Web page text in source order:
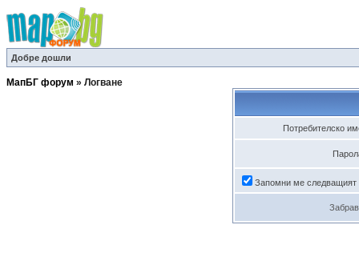
Добре дошли
МапБГ форум » Логване
Потребителско
Запомни ме следващият